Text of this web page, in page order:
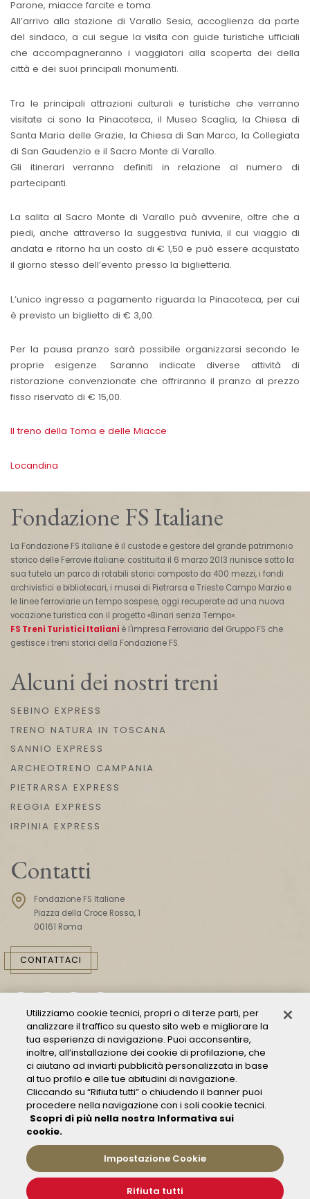
Parone, miacce farcite e toma.
All’arrivo alla stazione di Varallo Sesia, accoglienza da parte
del sindaco, a cui segue la visita con guide turistiche ufficiali
che accompagneranno i viaggiatori alla scoperta dei della
città e dei suoi principali monumenti.
Tra le principali attrazioni culturali e turistiche che verranno
visitate ci sono la Pinacoteca, il Museo Scaglia, la Chiesa di
Santa Maria delle Grazie, la Chiesa di San Marco, la Collegiata
di San Gaudenzio e il Sacro Monte di Varallo.
Gli itinerari verranno definiti in relazione al numero di
partecipanti.
La salita al Sacro Monte di Varallo può avvenire, oltre che a
piedi, anche attraverso la suggestiva funivia, il cui viaggio di
andata e ritorno ha un costo di € 1,50 e può essere acquistato
il giorno stesso dell’evento presso la biglietteria.
L’unico ingresso a pagamento riguarda la Pinacoteca, per cui
è previsto un biglietto di € 3,00.
Per la pausa pranzo sarà possibile organizzarsi secondo le
proprie esigenze. Saranno indicate diverse attività di
ristorazione convenzionate che offriranno il pranzo al prezzo
fisso riservato di € 15,00.
Il treno della Toma e delle Miacce
Locandina
Fondazione FS Italiane
La Fondazione FS italiane è il custode e gestore del grande patrimonio
storico delle Ferrovie italiane: costituita il 6 marzo 2013 riunisce sotto la
sua tutela un parco di rotabili storici composto da 400 mezzi, i fondi
archivistici e bibliotecari, i musei di Pietrarsa e Trieste Campo Marzio e
le linee ferroviarie un tempo sospese, oggi recuperate ad una nuova
vocazione turistica con il progetto «Binari senza Tempo».
FS Treni Turistici Italiani è l'impresa Ferroviaria del Gruppo FS che
gestisce i treni storici della Fondazione FS.
Alcuni dei nostri treni
SEBINO EXPRESS
TRENO NATURA IN TOSCANA
SANNIO EXPRESS
ARCHEOTRENO CAMPANIA
PIETRARSA EXPRESS
REGGIA EXPRESS
IRPINIA EXPRESS
Contatti
Fondazione FS Italiane
Piazza della Croce Rossa, 1
00161 Roma
CONTATTACI
Consulta il Modello 231
Gestione delle segnalazioni - Whistleblowing
Condizioni Generali di Trasporto
Privacy policy
FAQ
© 2019 Fondazione FS Italiane Informativa sui Cookies
Utilizziamo cookie tecnici, propri o di terze parti, per
analizzare il traffico su questo sito web e migliorare la
tua esperienza di navigazione. Puoi acconsentire,
inoltre, all’installazione dei cookie di profilazione, che
ci aiutano ad inviarti pubblicità personalizzata in base
al tuo profilo e alle tue abitudini di navigazione.
Cliccando su “Rifiuta tutti” o chiudendo il banner puoi
procedere nella navigazione con i soli cookie tecnici.
Scopri di più nella nostra Informativa sui
cookie.
Impostazione Cookie
Rifiuta tutti